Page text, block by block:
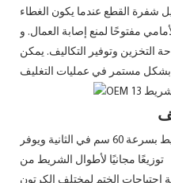
شفرة القطع عندما يكون الغطاء
التخزين وتوفير التكاليف. يمكن
يخرج موزع الشريط الورقي الشريط بسرعة 60 سم في الثانية ويوفر